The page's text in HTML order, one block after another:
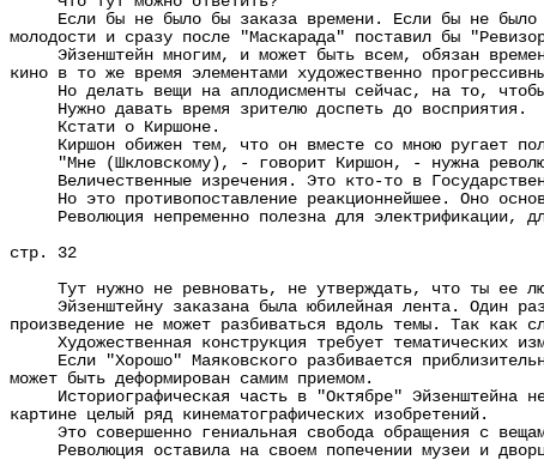
Если бы не было бы заказа времени. Если бы не было
молодости и сразу после "Маскарада" поставил бы
Эйзенштейн многим, и может быть всем, обязан времени.
кино в то же время элементами художественно
Но делать вещи на аплодисменты сейчас, на то, чтобы
Нужно давать время зрителю доспеть до восприятия.
Кстати о Киршоне.
Киршон обижен тем, что он вместе со мною ругает
"Мне (Шкловскому), - говорит Киршон, - нужна
Величественные изречения. Это кто-то в
Но это противопоставление реакционнейшее. Оно
Революция непременно полезна для электрификации,
стр. 32
Тут нужно не ревновать, не утверждать, что ты ее
Эйзенштейну заказана была юбилейная лента. Один
произведение не может разбиваться вдоль темы. Так
Художественная конструкция требует тематических
Если "Хорошо" Маяковского разбивается
может быть деформирован самим приемом.
Историографическая часть в "Октябре" Эйзенштейна
картине целый ряд кинематографических изобретений.
Это совершенно гениальная свобода обращения с
Революция оставила на своем попечении музеи и